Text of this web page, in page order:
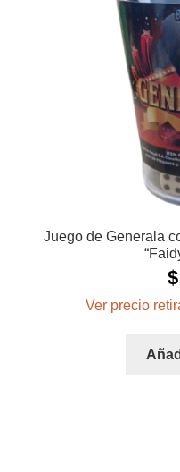
Juego de Generala
$
Ver precio